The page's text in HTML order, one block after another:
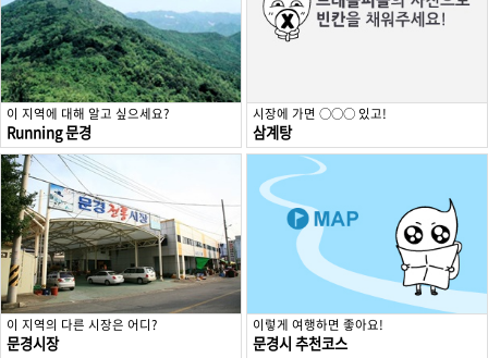
이 지역에 대해 알고 싶으세요?
Running 문경
시장에 가면 ○○○ 있고!
삼계탕
이 지역의 다른 시장은 어디?
문경시장
이렇게 여행하면 좋아요!
문경시 추천코스